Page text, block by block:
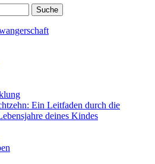
Ein Leitfaden durch die
deines Kindes